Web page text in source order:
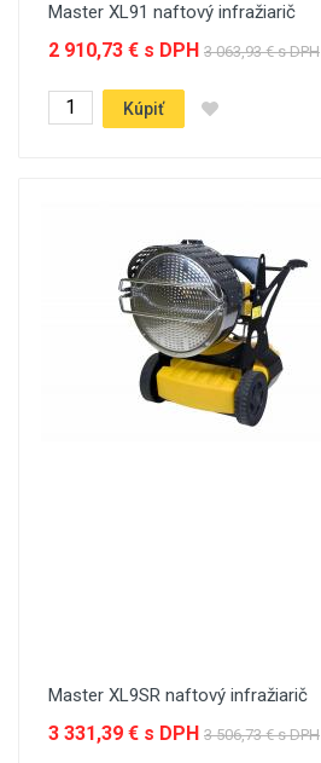
Master XL91 naftový infražiarič
2 910,73 € s DPH 3 063,93 € s DPH
Kúpiť
Master XL9SR naftový infražiarič
3 331,39 € s DPH 3 506,73 € s DPH